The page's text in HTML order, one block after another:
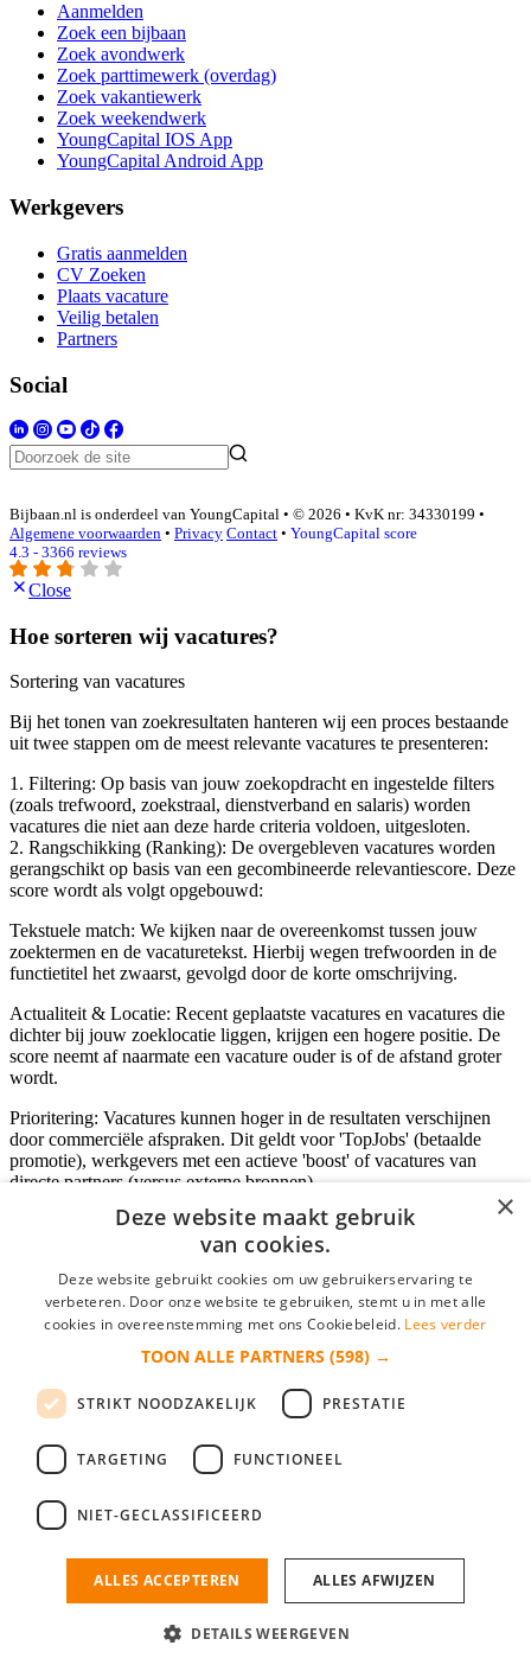
Aanmelden
Zoek een bijbaan
Zoek avondwerk
Zoek parttimewerk (overdag)
Zoek vakantiewerk
Zoek weekendwerk
YoungCapital IOS App
YoungCapital Android App
Werkgevers
Gratis aanmelden
CV Zoeken
Plaats vacature
Veilig betalen
Partners
Social
Bijbaan.nl is onderdeel van YoungCapital • © 2026 • KvK nr: 34330199 •
Algemene voorwaarden • Privacy Contact • YoungCapital score
4.3 - 3366 reviews
Close
Hoe sorteren wij vacatures?
Sortering van vacatures
Bij het tonen van zoekresultaten hanteren wij een proces bestaande
uit twee stappen om de meest relevante vacatures te presenteren:
1. Filtering: Op basis van jouw zoekopdracht en ingestelde filters
(zoals trefwoord, zoekstraal, dienstverband en salaris) worden
vacatures die niet aan deze harde criteria voldoen, uitgesloten.
2. Rangschikking (Ranking): De overgebleven vacatures worden
gerangschikt op basis van een gecombineerde relevantiescore. Deze
score wordt als volgt opgebouwd:
Tekstuele match: We kijken naar de overeenkomst tussen jouw
zoektermen en de vacaturetekst. Hierbij wegen trefwoorden in de
functietitel het zwaarst, gevolgd door de korte omschrijving.
Actualiteit & Locatie: Recent geplaatste vacatures en vacatures die
dichter bij jouw zoeklocatie liggen, krijgen een hogere positie. De
score neemt af naarmate een vacature ouder is of de afstand groter
wordt.
Prioritering: Vacatures kunnen hoger in de resultaten verschijnen
door commerciële afspraken. Dit geldt voor 'TopJobs' (betaalde
promotie), werkgevers met een actieve 'boost' of vacatures van
directe partners (versus externe bronnen).
Inloggen als bedrijf
*
login gegevens onthouden
login
Bedrijf aanmelden
nieuwe collega/werknemer zo gevonden!
×
Deze website maakt gebruik
van cookies.
Deze website gebruikt cookies om uw gebruikerservaring te
verbeteren. Door onze website te gebruiken, stemt u in met alle
cookies in overeenstemming met ons Cookiebeleid. Lees verder
TOON ALLE PARTNERS (598) →
STRIKT NOODZAKELIJK PRESTATIE
TARGETING FUNCTIONEEL
NIET-GECLASSIFICEERD
ALLES ACCEPTEREN ALLES AFWIJZEN
DETAILS WEERGEVEN